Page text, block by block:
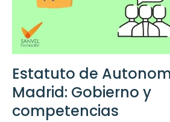
Estatuto de
Madrid: Gobierno y
competencias